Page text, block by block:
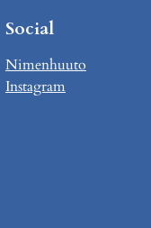
Social
Nimenhuuto
Instagram